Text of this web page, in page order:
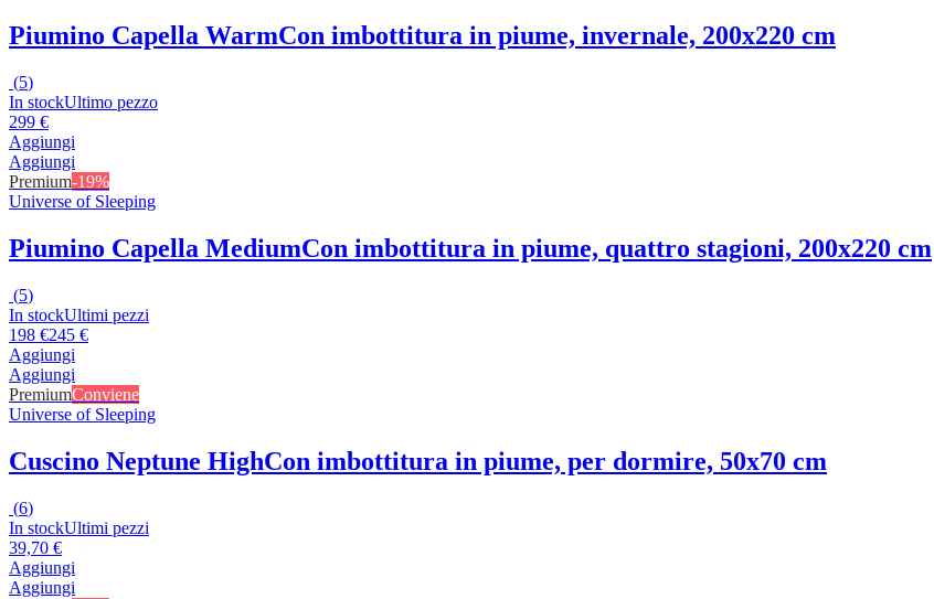
Piumino Capella WarmCon imbottitura in piume, invernale, 200x220 cm
(5)
In stockUltimo pezzo
299 €
Aggiungi
Aggiungi
Premium-19%
Universe of Sleeping
Piumino Capella MediumCon imbottitura in piume, quattro stagioni, 200x220 cm
(5)
In stockUltimi pezzi
198 €245 €
Aggiungi
Aggiungi
PremiumConviene
Universe of Sleeping
Cuscino Neptune HighCon imbottitura in piume, per dormire, 50x70 cm
(6)
In stockUltimi pezzi
39,70 €
Aggiungi
Aggiungi